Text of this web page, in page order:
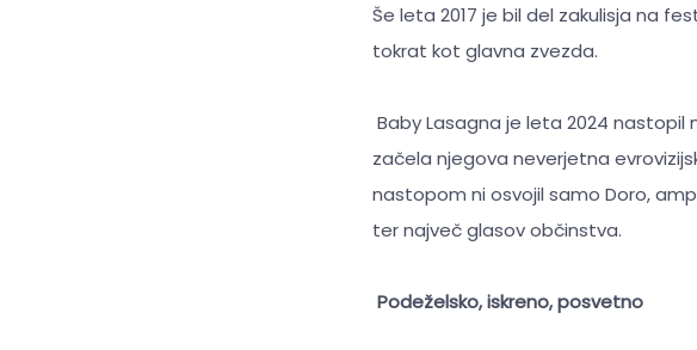
Še leta 2017 je bil del zakulisja na
tokrat kot glavna zvezda.
Baby Lasagna je leta 2024 nastopil
začela njegova neverjetna
nastopom ni osvojil samo Doro,
ter največ glasov občinstva.
Podeželsko, iskreno, posvetno